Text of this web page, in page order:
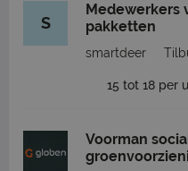
S
Medewerkers
pakketten
smartdeer
15 tot 18 per
Voorman